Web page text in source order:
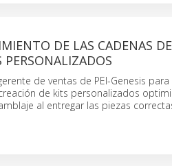
DE LAS CADENAS
PERSONALIZADOS
de ventas de PEI-Genesis
de kits personalizados
al entregar las piezas